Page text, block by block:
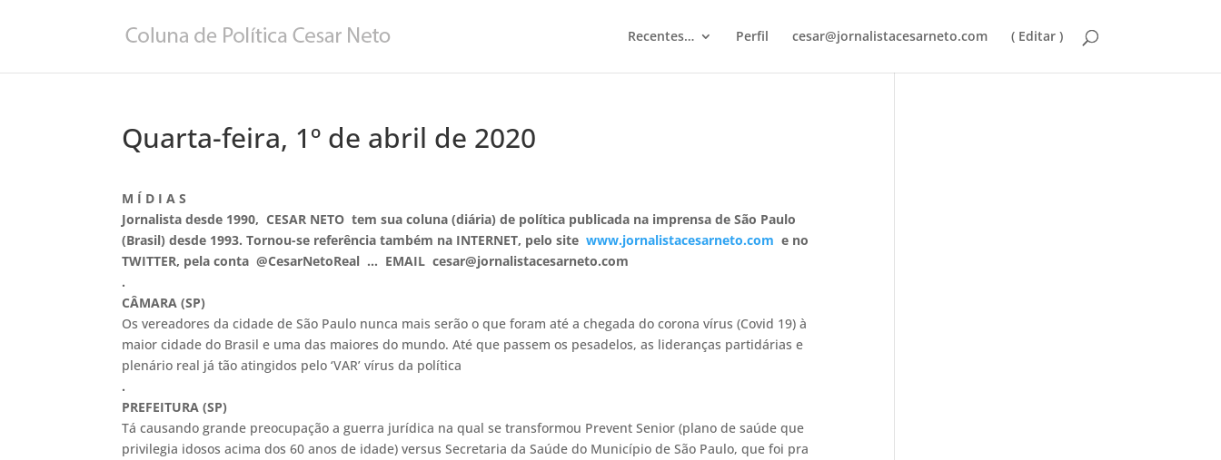
Recentes… Perfil cesar@jornalistacesarneto.com ( Editar )
Quarta-feira, 1º de abril de 2020
M Í D I A S
Jornalista desde 1990,CESAR NETO tem sua coluna (diária) de política publicada na imprensa de São Paulo
(Brasil) desde 1993. Tornou-se referência também na INTERNET, pelo sitewww.jornalistacesarneto.com e no
TWITTER, pela conta @CesarNetoReal … EMAIL cesar@jornalistacesarneto.com
.
CÂMARA (SP)
Os vereadores da cidade de São Paulo nunca mais serão o que foram até a chegada do corona vírus (Covid 19) à
maior cidade do Brasil e uma das maiores do mundo. Até que passem os pesadelos, as lideranças partidárias e
plenário real já tão atingidos pelo ‘VAR’ vírus da política
.
PREFEITURA (SP)
Tá causando grande preocupação a guerra jurídica na qual se transformou Prevent Senior (plano de saúde que
privilegia idosos acima dos 60 anos de idade) versus Secretaria da Saúde do Município de São Paulo, que foi pra